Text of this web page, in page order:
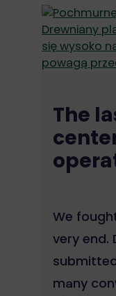
The
We
very end.
many